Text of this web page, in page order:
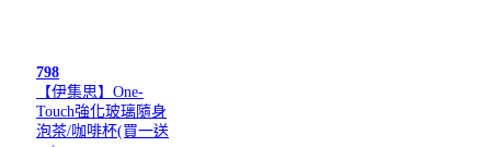
798
【伊集思】One-
Touch強化玻璃隨身
泡茶/咖啡杯(買一送